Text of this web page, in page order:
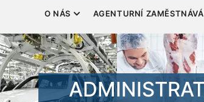
NAVIGATION
O NÁS AGENTURNÍ